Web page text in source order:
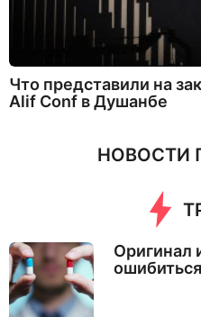
Что представили на
Alif Conf в Душанбе
НОВОСТИ
Оригинал